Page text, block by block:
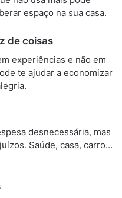
espaço na sua casa.
de coisas
experiências e não em
te ajudar a economizar
desnecessária, mas
Saúde, casa, carro…